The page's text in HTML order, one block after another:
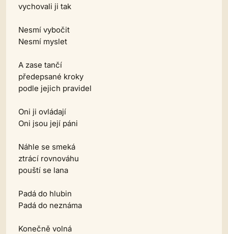
vychovali ji tak
Nesmí vybočit
Nesmí myslet
A zase tančí
předepsané kroky
podle jejich pravidel
Oni ji ovládají
Oni jsou její páni
Náhle se smeká
ztrácí rovnováhu
pouští se lana
Padá do hlubin
Padá do neznáma
Konečně volná